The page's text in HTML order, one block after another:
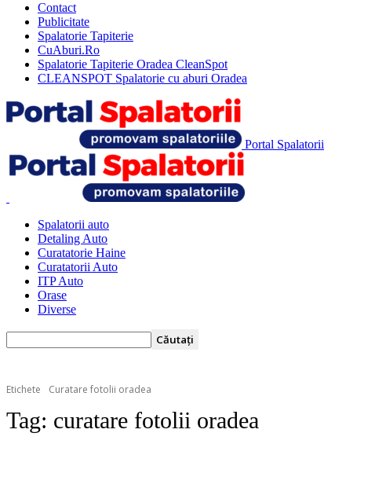
Contact
Publicitate
Spalatorie Tapiterie
CuAburi.Ro
Spalatorie Tapiterie Oradea CleanSpot
CLEANSPOT Spalatorie cu aburi Oradea
Portal Spalatorii
Spalatorii auto
Detaling Auto
Curatatorie Haine
Curatatorii Auto
ITP Auto
Orase
Diverse
Etichete Curatare fotolii oradea
Tag: curatare fotolii oradea